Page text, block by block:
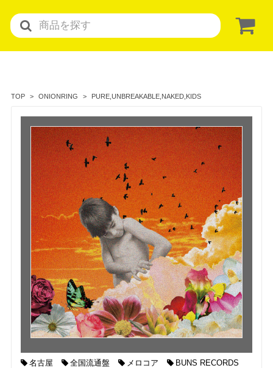
TOP ONIONRING PURE,UNBREAKABLE,NAKED,KIDS
名古屋 全国流通盤 メロコア BUNS RECORDS